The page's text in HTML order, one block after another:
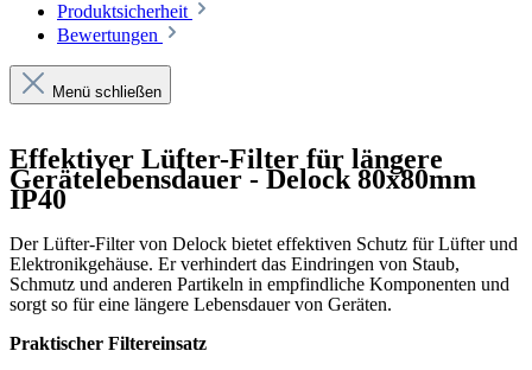
Produktsicherheit
Bewertungen
Menü schließen
Effektiver Lüfter-Filter für längere
Gerätelebensdauer - Delock 80x80mm
IP40
Der Lüfter-Filter von Delock bietet effektiven Schutz für Lüfter und
Elektronikgehäuse. Er verhindert das Eindringen von Staub,
Schmutz und anderen Partikeln in empfindliche Komponenten und
sorgt so für eine längere Lebensdauer von Geräten.
Praktischer Filtereinsatz